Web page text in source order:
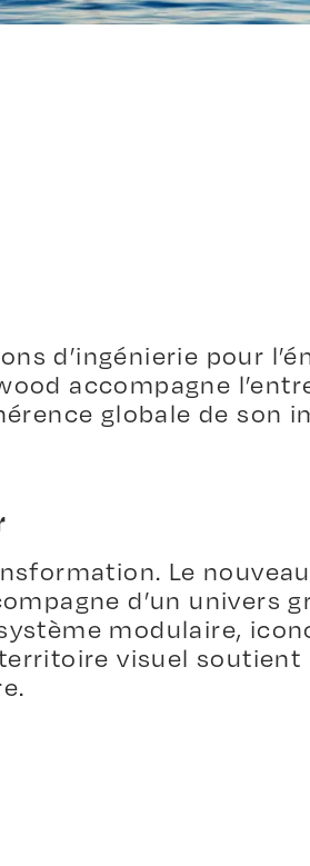
d’ingénierie pour
accompagne
globale de son
Le
d’un univers
modulaire,
visuel soutient